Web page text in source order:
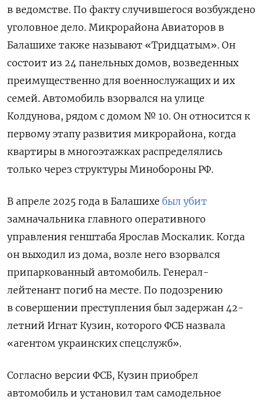
в ведомстве. По факту случившегося возбуждено
уголовное дело. Микрорайона Авиаторов в
Балашихе также называют «Тридцатым». Он
состоит из 24 панельных домов, возведенных
преимущественно для военнослужащих и их
семей. Автомобиль взорвался на улице
Колдунова, рядом с домом № 10. Он относится к
первому этапу развития микрорайона, когда
квартиры в многоэтажках распределялись
только через структуры Минобороны РФ.
В апреле 2025 года в Балашихе был убит
замначальника главного оперативного
управления генштаба Ярослав Москалик. Когда
он выходил из дома, возле него взорвался
припаркованный автомобиль. Генерал-
лейтенант погиб на месте. По подозрению
в совершении преступления был задержан 42-
летний Игнат Кузин, которого ФСБ назвала
«агентом украинских спецслужб».
Согласно версии ФСБ, Кузин приобрел
автомобиль и установил там самодельное